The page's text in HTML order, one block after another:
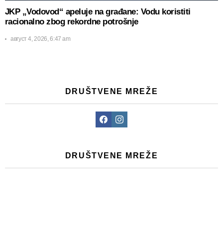
JKP „Vodovod“ apeluje na građane: Vodu koristiti
racionalno zbog rekordne potrošnje
август 4, 2026, 6:47 am
DRUŠTVENE MREŽE
FacebookInstagram
DRUŠTVENE MREŽE